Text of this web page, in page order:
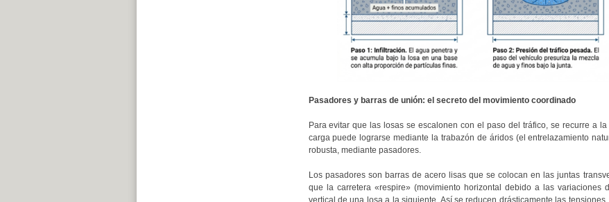
Pasadores y barras de unión: el secreto del movimiento coordinado
Para evitar que las losas se escalonen con el paso del tráfico, se recurre a
carga puede lograrse mediante la trabazón de áridos (el entrelazamiento
robusta, mediante pasadores.
Los pasadores son barras de acero lisas que se colocan en las juntas
que la carretera «respire» (movimiento horizontal debido a las variaciones